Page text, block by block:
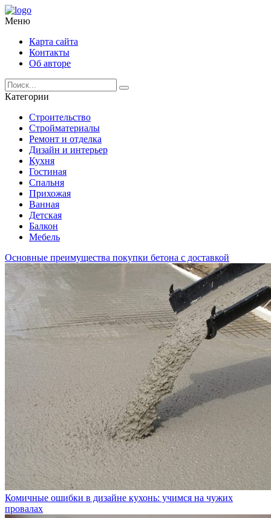
Меню
Карта сайта
Контакты
Об авторе
Категории
Строительство
Стройматериалы
Ремонт и отделка
Дизайн и интерьер
Кухня
Гостиная
Спальня
Прихожая
Ванная
Детская
Балкон
Мебель
Основные преимущества покупки бетона с доставкой
Комичные ошибки в дизайне кухонь: учимся на чужих
провалах